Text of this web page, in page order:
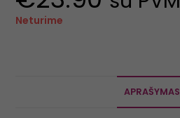
Neturime
APRAŠYMAS